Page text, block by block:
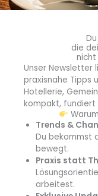
Neueröffnung
Business Lunch
Gastronomie auf
Unter dem
die
nicht
Unser Newsletter
praxisnahe Tipps
Hotellerie,
kompakt, fundiert
Trends &
Du bekommst
bewegt.
Praxis statt
arbeitest.